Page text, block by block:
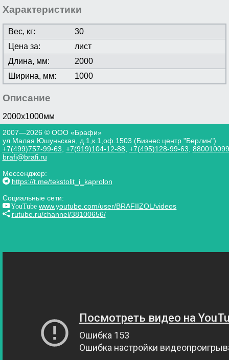
Характеристики
Вес, кг:
30
Цена за:
лист
Длина, мм:
2000
Ширина, мм:
1000
Описание
2000х1000мм
2007—2026 © ООО «Брафи»
ул.Малая Юшуньская, д.1,к.1,оф.1503 (Бизнес центр "Берлин")
+7(499)757-99-63 +7(919)104-12-88 +7(495)128-99-63
brafi@brafi.ru
Мессенджер:
https://t.me/tekstolit_i_kaprolon
Социальные сети:
YouTube www.youtube.com/user/BRAFIIZOL/videos
rutube.ru/channel/38100656/